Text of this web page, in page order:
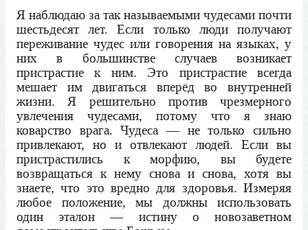
Я наблюдаю за так называемыми чудесами почти
шестьдесят лет. Если только люди получают
переживание чудес или говорения на языках, у
них в большинстве случаев возникает
пристрастие к ним. Это пристрастие всегда
мешает им двигаться вперёд во внутренней
жизни. Я решительно против чрезмерного
увлечения чудесами, потому что я знаю
коварство врага. Чудеса — не только сильно
привлекают, но и отвлекают людей. Если вы
пристрастились к морфию, вы будете
возвращаться к нему снова и снова, хотя вы
знаете, что это вредно для здоровья. Измеряя
любое положение, мы должны использовать
один эталон — истину о новозаветном